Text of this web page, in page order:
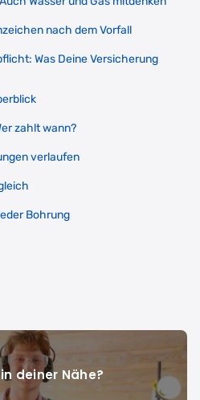
nach dem Vorfall
Was Deine Versicherung
zahlt wann?
verlaufen
Bohrung
deiner Nähe?